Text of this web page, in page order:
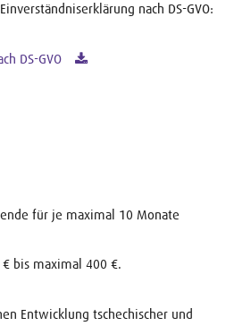
nach DS-GVO:
DS-GVO
für je maximal 10 Monate
bis maximal 400 €.
Entwicklung tschechischer und